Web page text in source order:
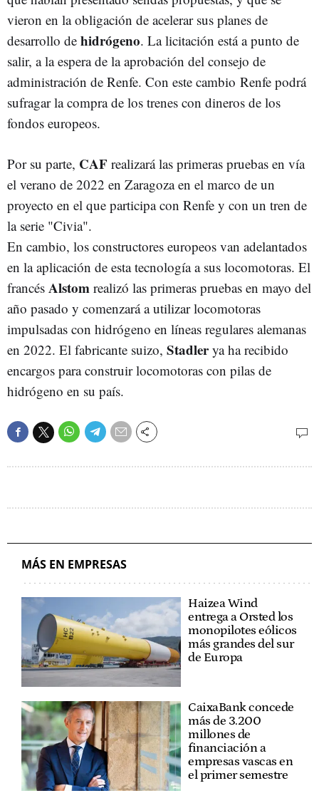
vieron en la obligación de acelerar sus planes de
desarrollo de hidrógeno. La licitación está a punto de
salir, a la espera de la aprobación del consejo de
administración de Renfe. Con este cambio Renfe podrá
sufragar la compra de los trenes con dineros de los
fondos europeos.
Por su parte, CAF realizará las primeras pruebas en vía
el verano de 2022 en Zaragoza en el marco de un
proyecto en el que participa con Renfe y con un tren de
la serie "Civia".
En cambio, los constructores europeos van adelantados
en la aplicación de esta tecnología a sus locomotoras. El
francés Alstom realizó las primeras pruebas en mayo del
año pasado y comenzará a utilizar locomotoras
impulsadas con hidrógeno en líneas regulares alemanas
en 2022. El fabricante suizo, Stadlerya ha recibido
encargos para construir locomotoras con pilas de
hidrógeno en su país.
MÁS EN EMPRESAS
Haizea Wind
entrega a Orsted los
monopilotes eólicos
más grandes del sur
de Europa
CaixaBank concede
más de 3.200
millones de
financiación a
empresas vascas en
el primer semestre